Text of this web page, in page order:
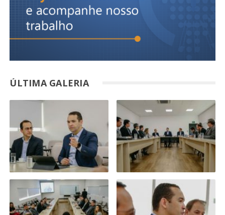
ÚLTIMA GALERIA